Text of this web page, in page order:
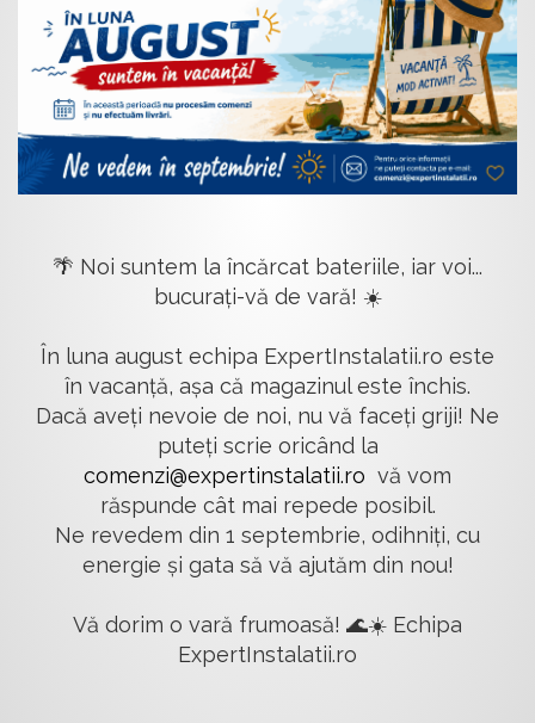
🌴 Noi suntem la încărcat bateriile, iar voi...
bucurați-vă de vară! ☀️
În luna august echipa ExpertInstalatii.ro este
în vacanță, așa că magazinul este închis.
Dacă aveți nevoie de noi, nu vă faceți griji! Ne
puteți scrie oricând la
comenzi@expertinstalatii.ro vă vom
răspunde cât mai repede posibil.
Ne revedem din 1 septembrie, odihniți, cu
energie și gata să vă ajutăm din nou!
Vă dorim o vară frumoasă! 🌊☀️ Echipa
ExpertInstalatii.ro